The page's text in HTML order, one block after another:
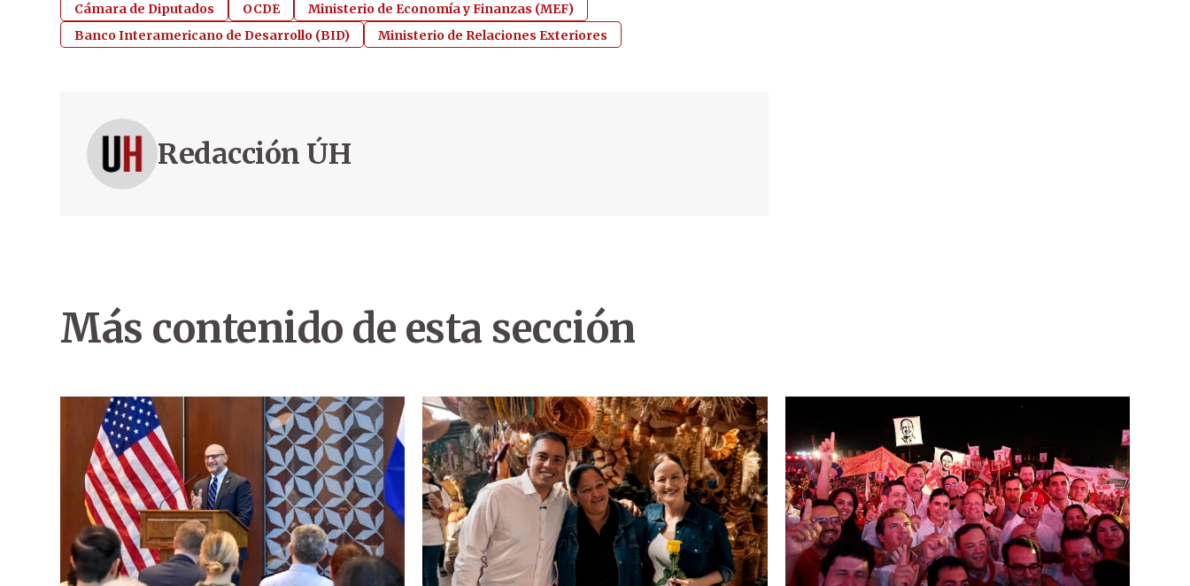
Cámara de Diputados OCDE
Ministerio de Economía y Finanzas (MEF)
Banco Interamericano de Desarrollo (BID)
Ministerio de Relaciones Exteriores
Redacción ÚH
Más contenido de esta sección